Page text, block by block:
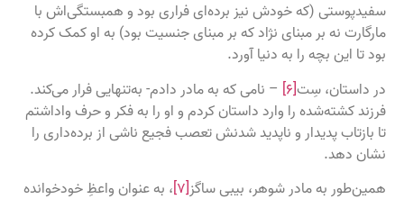
سفیدپوستی (که خودش نیز برده‌ای فراری بود و همبستگی‌اش با
مارگارت نه بر مبنای نژاد که بر مبنای جنسیت بود) به او کمک کرده
بود تا این بچه را به دنیا آورد.
در داستان، سِت[۶]
– نامی که به مادر دادم- به‌تنهایی فرار می‌کند.
فرزند کشته‌شده را وارد داستان کردم و او را به فکر و حرف وا‌داشتم
تا بازتاب پدیدار و ناپدید شدنش تعصب فجیع ناشی از برده‌داری را
نشان دهد.
همین‌طور به مادر شوهر، بیبی ساگز
، به عنوان واعظِ خودخوانده